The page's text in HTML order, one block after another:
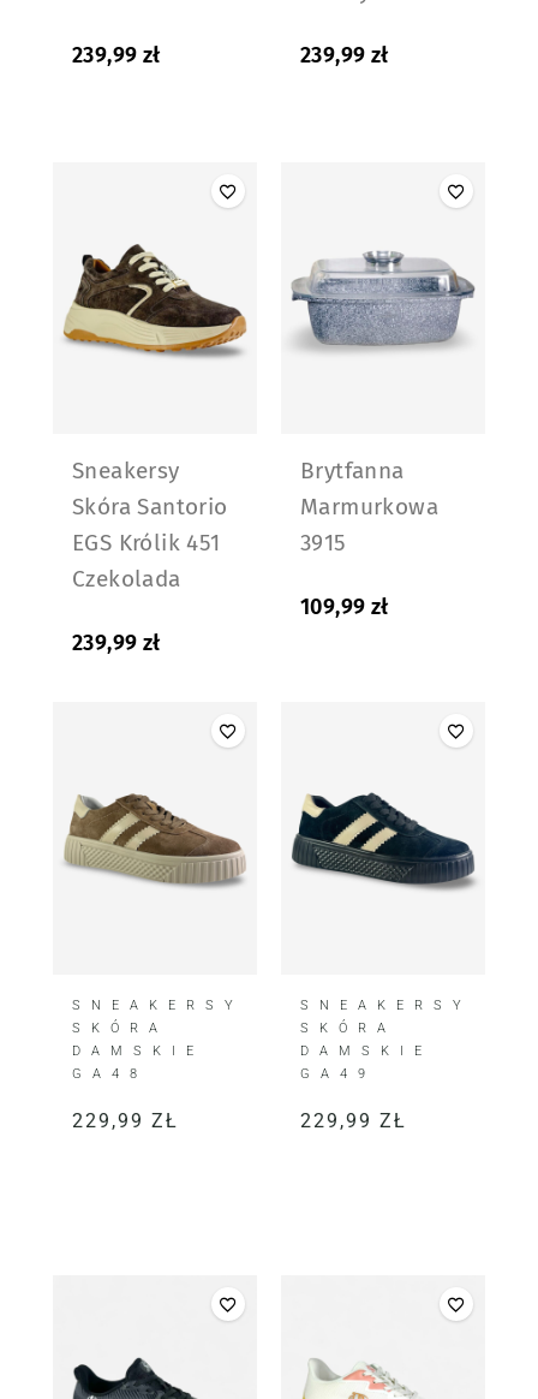
239,99 zł 239,99 zł
Sneakersy
Skóra Santorio
EGS Królik 451
Czekolada
239,99 zł
Brytfanna
Marmurkowa
3915
109,99 zł
SNEAKERSY
SKÓRA
DAMSKIE
GA48
229,99 ZŁ
SNEAKERSY
SKÓRA
DAMSKIE
GA49
229,99 ZŁ